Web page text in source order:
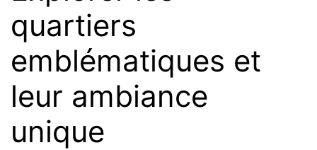
quartiers
emblématiques et
leur ambiance
unique